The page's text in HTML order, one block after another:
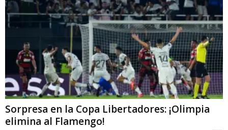
Sorpresa en la Copa Libertadores: ¡Olimpia
elimina al Flamengo!